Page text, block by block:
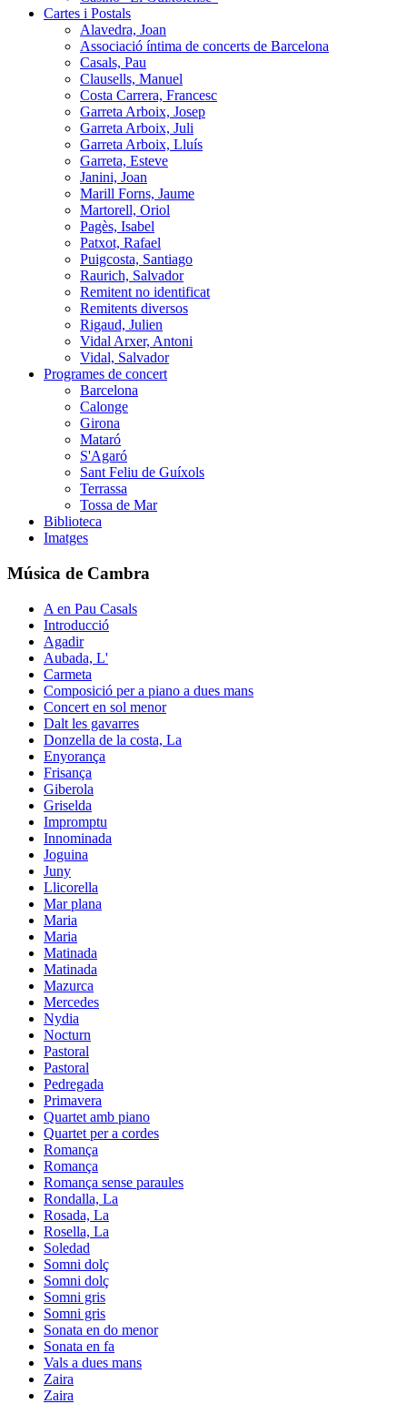
Cartes i Postals
Alavedra, Joan
Associació íntima de concerts de Barcelona
Casals, Pau
Clausells, Manuel
Costa Carrera, Francesc
Garreta Arboix, Josep
Garreta Arboix, Juli
Garreta Arboix, Lluís
Garreta, Esteve
Janini, Joan
Marill Forns, Jaume
Martorell, Oriol
Pagès, Isabel
Patxot, Rafael
Puigcosta, Santiago
Raurich, Salvador
Remitent no identificat
Remitents diversos
Rigaud, Julien
Vidal Arxer, Antoni
Vidal, Salvador
Programes de concert
Barcelona
Calonge
Girona
Mataró
S'Agaró
Sant Feliu de Guíxols
Terrassa
Tossa de Mar
Biblioteca
Imatges
Música de Cambra
A en Pau Casals
Introducció
Agadir
Aubada, L'
Carmeta
Composició per a piano a dues mans
Concert en sol menor
Dalt les gavarres
Donzella de la costa, La
Enyorança
Frisança
Giberola
Griselda
Impromptu
Innominada
Joguina
Juny
Llicorella
Mar plana
Maria
Maria
Matinada
Matinada
Mazurca
Mercedes
Nydia
Nocturn
Pastoral
Pastoral
Pedregada
Primavera
Quartet amb piano
Quartet per a cordes
Romança
Romança
Romança sense paraules
Rondalla, La
Rosada, La
Rosella, La
Soledad
Somni dolç
Somni dolç
Somni gris
Somni gris
Sonata en do menor
Sonata en fa
Vals a dues mans
Zaira
Zaira